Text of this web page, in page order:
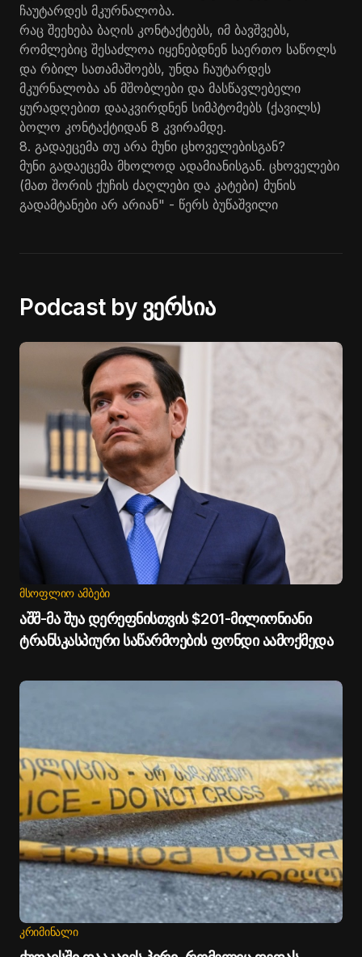
ჩაუტარდეს მკურნალობა.
რაც შეეხება ბაღის კონტაქტებს, იმ ბავშვებს,
რომლებიც შესაძლოა იყენებდნენ საერთო საწოლს
და რბილ სათამაშოებს, უნდა ჩაუტარდეს
მკურნალობა ან მშობლები და მასწავლებელი
ყურადღებით დააკვირდნენ სიმპტომებს (ქავილს)
ბოლო კონტაქტიდან 8 კვირამდე.
8. გადაეცემა თუ არა მუნი ცხოველებისგან?
მუნი გადაეცემა მხოლოდ ადამიანისგან. ცხოველები
(მათ შორის ქუჩის ძაღლები და კატები) მუნის
გადამტანები არ არიან" - წერს ბუწაშვილი
Podcast by ვერსია
ᲛᲡᲝᲤᲚᲘᲝ ᲐᲛᲑᲔᲑᲘ
აშშ-მა შუა დერეფნისთვის $201-მილიონიანი
ტრანსკასპიური საწარმოების ფონდი აამოქმედა
ᲙᲠᲘᲛᲘᲜᲐᲚᲘ